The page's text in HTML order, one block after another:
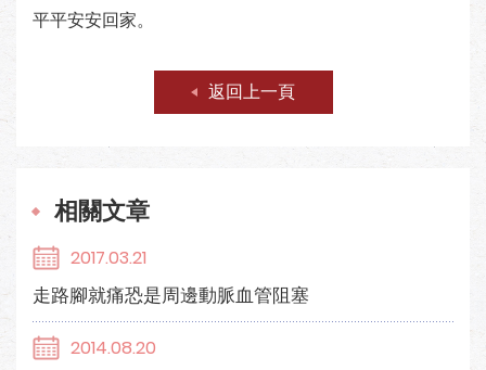
平平安安回家。
返回上一頁
相關文章
2017.03.21
走路腳就痛恐是周邊動脈血管阻塞
2014.08.20